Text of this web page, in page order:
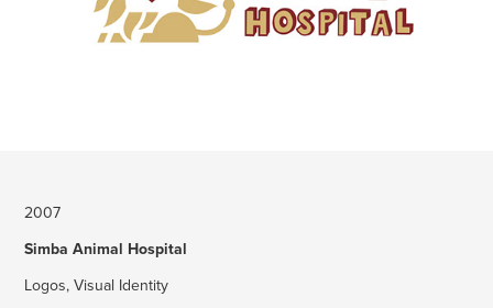
2007
Simba Animal Hospital
Logos, Visual Identity